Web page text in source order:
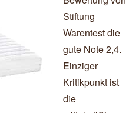
Stiftung
Warentest die
gute Note 2,4.
Einziger
Kritikpunkt ist
die